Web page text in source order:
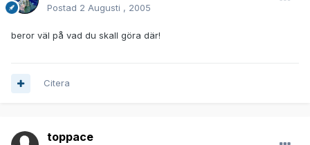
Postad 2 Augusti , 2005
beror väl på vad du skall göra där!
Citera
toppace